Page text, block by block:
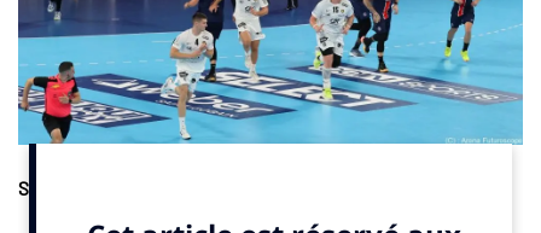
Solidarité